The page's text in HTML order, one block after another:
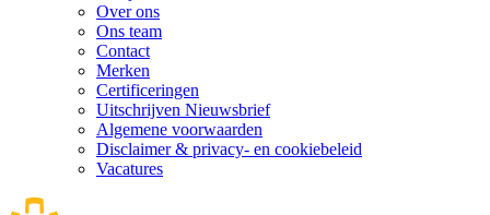
Over ons
Ons team
Contact
Merken
Certificeringen
Uitschrijven Nieuwsbrief
Algemene voorwaarden
Disclaimer & privacy- en cookiebeleid
Vacatures